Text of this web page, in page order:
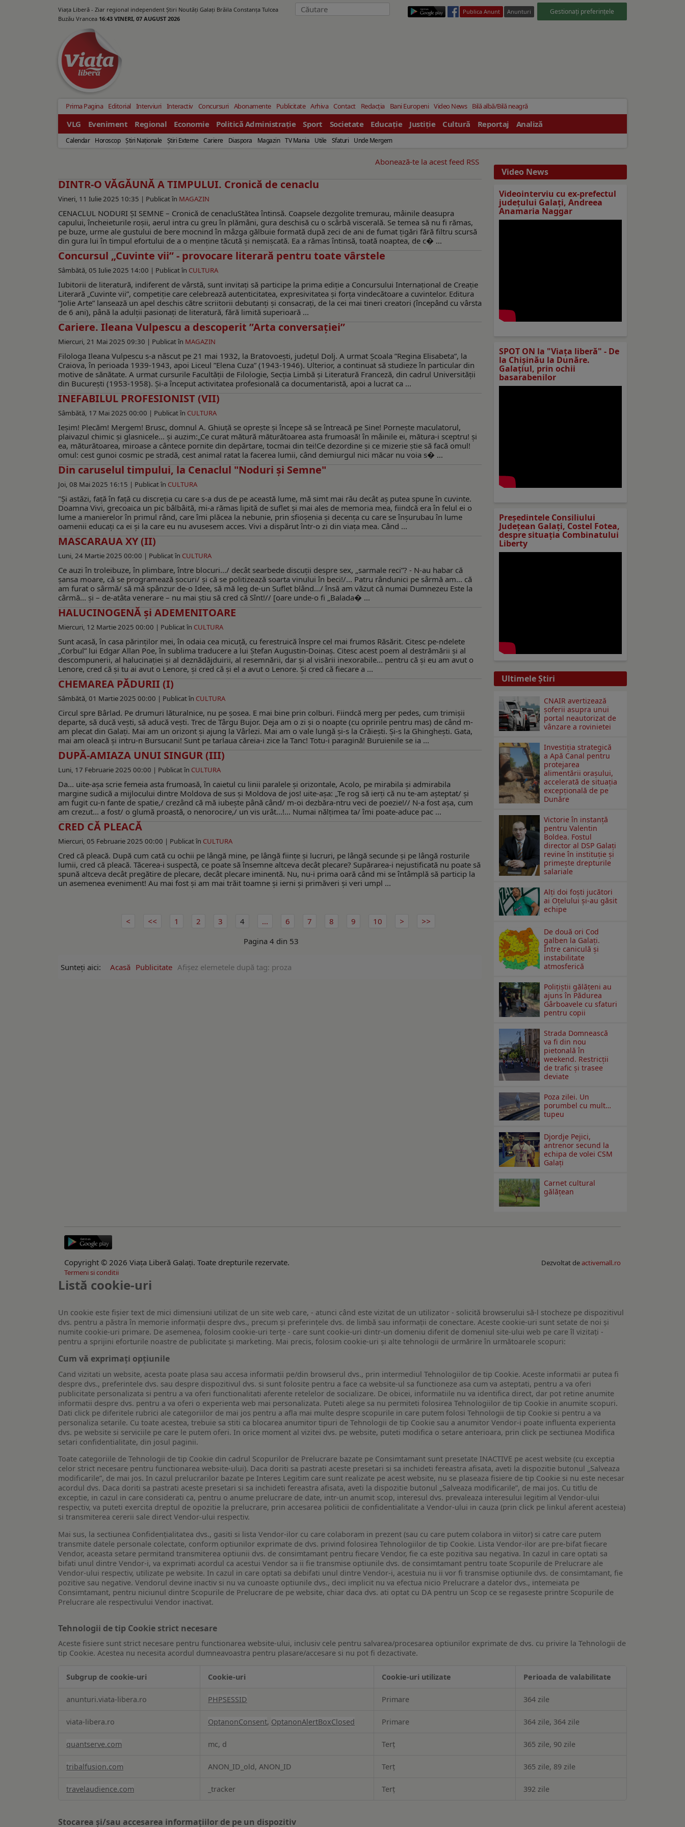
Viața Liberă - Ziar regional independent Știri Noutăți Galaţi Brăila Constanţa Tulcea
Buzău Vrancea 16:43 VINERI, 07 AUGUST 2026
Publica Anunt Anunturi Gestionați preferințele
Prima Pagina Editorial Interviuri Interactiv Concursuri Abonamente Publicitate Arhiva Contact Redacția Bani Europeni Video News Bilă albă/Bilă neagră
VLG Eveniment Regional Economie Politică Administrație Sport Societate Educație Justiție Cultură Reportaj Analiză
Calendar Horoscop Ştiri Naţionale Ştiri Externe Cariere Diaspora Magazin TV Mania Utile Sfaturi Unde Mergem
Abonează-te la acest feed RSS
DINTR-O VĂGĂUNĂ A TIMPULUI. Cronică de cenaclu
Vineri, 11 Iulie 2025 10:35 | Publicat în MAGAZIN
CENACLUL NODURI ŞI SEMNE – Cronică de cenacluStătea întinsă. Coapsele dezgolite tremurau, mâinile deasupra
capului, încheieturile roșii, aerul intra cu greu în plămâni, gura deschisă cu o scârbă viscerală. Se temea să nu fi rămas,
pe buze, urme ale gustului de bere mocnind în mâzga gălbuie formată după zeci de ani de fumat țigări fără filtru scursă
din gura lui în timpul efortului de a o menține tăcută și nemișcată. Ea a rămas întinsă, toată noaptea, de c� ...
Concursul „Cuvinte vii” - provocare literară pentru toate vârstele
Sâmbătă, 05 Iulie 2025 14:00 | Publicat în CULTURA
Iubitorii de literatură, indiferent de vârstă, sunt invitați să participe la prima ediție a Concursului Internațional de Creație
Literară „Cuvinte vii”, competiție care celebrează autenticitatea, expresivitatea și forța vindecătoare a cuvintelor. Editura
”Jolie Arte” lansează un apel deschis către scriitorii debutanți și consacrați, de la cei mai tineri creatori (începând cu vârsta
de 6 ani), până la adulții pasionați de literatură, fără limită superioară ...
Cariere. Ileana Vulpescu a descoperit ”Arta conversaţiei”
Miercuri, 21 Mai 2025 09:30 | Publicat în MAGAZIN
Filologa Ileana Vulpescu s-a născut pe 21 mai 1932, la Bratovoeşti, judeţul Dolj. A urmat Școala ”Regina Elisabeta”, la
Craiova, în perioada 1939-1943, apoi Liceul ”Elena Cuza” (1943-1946). Ulterior, a continuat să studieze în particular din
motive de sănătate. A urmat cursurile Facultăţii de Filologie, Secţia Limbă şi Literatură Franceză, din cadrul Universităţii
din Bucureşti (1953-1958). Şi-a început activitatea profesională ca documentaristă, apoi a lucrat ca ...
INEFABILUL PROFESIONIST (VII)
Sâmbătă, 17 Mai 2025 00:00 | Publicat în CULTURA
Ieșim! Plecăm! Mergem! Brusc, domnul A. Ghiuţă se oprește și începe să se întreacă pe Sine! Porneşte maculatorul,
plaivazul chimic şi glasnicele... şi auzim:„Ce curat mătură măturătoarea asta frumoasă! în mâinile ei, mătura-i sceptru! şi
ea, măturătoarea, miroase a cântece pornite din depărtare, tocmai din tei!Ce dezordine şi ce mizerie ştie să facă omul!
omul: cest gunoi cosmic pe stradă, cest animal ratat la facerea lumii, când demiurgul nici măcar nu voia s� ...
Din caruselul timpului, la Cenaclul "Noduri şi Semne"
Joi, 08 Mai 2025 16:15 | Publicat în CULTURA
"Și astăzi, față în față cu discreția cu care s-a dus de pe această lume, mă simt mai rău decât aș putea spune în cuvinte.
Doamna Vivi, grecoaica un pic bâlbâită, mi-a rămas lipită de suflet și mai ales de memoria mea, fiindcă era în felul ei o
lume a manierelor în primul rând, care îmi plăcea la nebunie, prin sfioșenia și decența cu care se înșurubau în lume
oamenii educați ca ei și la care eu nu avusesem acces. Vivi a dispărut într-o zi din viața mea. Când ...
MASCARAUA XY (II)
Luni, 24 Martie 2025 00:00 | Publicat în CULTURA
Ce auzi în troleibuze, în plimbare, între blocuri.../ decât searbede discuţii despre sex, „sarmale reci”? - N-au habar că
şansa moare, că se programează şocuri/ şi că se politizează soarta vinului în beci!/... Patru rândunici pe sârmă am... că
am furat o sârmă/ să mă spânzur de-o Idee, să mă leg de-un Suflet blând.../ însă am văzut că numai Dumnezeu Este la
cârmă... şi – de-atâta venerare – nu mai ştiu să cred că Sînt!// [oare unde-o fi „Balada� ...
HALUCINOGENĂ și ADEMENITOARE
Miercuri, 12 Martie 2025 00:00 | Publicat în CULTURA
Sunt acasă, în casa părinţilor mei, în odaia cea micuţă, cu ferestruică înspre cel mai frumos Răsărit. Citesc pe-ndelete
„Corbul” lui Edgar Allan Poe, în sublima traducere a lui Ştefan Augustin-Doinaş. Citesc acest poem al destrămării şi al
descompunerii, al halucinaţiei şi al deznădăjduirii, al resemnării, dar şi al visării inexorabile... pentru că şi eu am avut o
Lenore, cred că şi tu ai avut o Lenore, şi cred că şi el a avut o Lenore. Şi cred că fiecare a ...
CHEMAREA PĂDURII (I)
Sâmbătă, 01 Martie 2025 00:00 | Publicat în CULTURA
Circul spre Bârlad. Pe drumuri lăturalnice, nu pe şosea. E mai bine prin colburi. Fiindcă merg per pedes, cum trimişii
departe, să ducă veşti, să aducă veşti. Trec de Târgu Bujor. Deja am o zi şi o noapte (cu opririle pentru mas) de când m-
am plecat din Galaţi. Mai am un orizont şi ajung la Vârlezi. Mai am o vale lungă şi-s la Crăieşti. Şi-s la Ghingheşti. Gata,
mai am oleacă şi intru-n Bursucani! Sunt pe tarlaua căreia-i zice la Tanc! Totu-i paragină! Buruienile se ia ...
DUPĂ-AMIAZA UNUI SINGUR (III)
Luni, 17 Februarie 2025 00:00 | Publicat în CULTURA
Da... uite-aşa scrie femeia asta frumoasă, în caietul cu linii paralele şi orizontale, Acolo, pe mirabila şi admirabila
margine sudică a mijlocului dintre Moldova de sus şi Moldova de jos! uite-aşa: „Te rog să ierţi că nu te-am aşteptat/ şi
am fugit cu-n fante de spatie,/ crezând că mă iubeşte până când/ m-oi dezbăra-ntru veci de poezie!// N-a fost aşa, cum
am crezut... a fost/ o glumă proastă, o nenorocire,/ un vis urât...!... Numai nălţimea ta/ îmi poate-aduce pac ...
CRED CĂ PLEACĂ
Miercuri, 05 Februarie 2025 00:00 | Publicat în CULTURA
Cred că pleacă. După cum cată cu ochii pe lângă mine, pe lângă fiinţe şi lucruri, pe lângă secunde şi pe lângă rosturile
lumii, cred că pleacă. Tăcerea-i suspectă, ce poate să însemne altceva decât plecare? Supărarea-i nejustificată nu poate să
spună altceva decât pregătire de plecare, decât plecare iminentă. Nu, nu-i prima oară când mi se întâmplă să particip la
un asemenea eveniment! Au mai fost şi am mai trăit toamne şi ierni şi primăveri şi veri umpl ...
1 2 3 4 ... 6 7 8 9
10
Pagina 4 din 53
Sunteți aici: Acasă Publicitate Afişez elemetele după tag: proza
Video News
Videointerviu cu ex-prefectul
judeţului Galaţi, Andreea
Anamaria Naggar
SPOT ON la "Viaţa liberă" - De
la Chișinău la Dunăre.
Galațiul, prin ochii
basarabenilor
Preşedintele Consiliului
Judeţean Galaţi, Costel Fotea,
despre situaţia Combinatului
Liberty
Ultimele Ştiri
CNAIR avertizează
șoferii asupra unui
portal neautorizat de
vânzare a rovinietei
Investiția strategică
a Apă Canal pentru
protejarea
alimentării orașului,
accelerată de situația
excepțională de pe
Dunăre
Victorie în instanță
pentru Valentin
Boldea. Fostul
director al DSP Galați
revine în instituție și
primește drepturile
salariale
Alți doi foști jucători
ai Oțelului și-au găsit
echipe
De două ori Cod
galben la Galaţi.
Între caniculă şi
instabilitate
atmosferică
Polițiștii gălățeni au
ajuns în Pădurea
Gârboavele cu sfaturi
pentru copii
Strada Domnească
va fi din nou
pietonală în
weekend. Restricţii
de trafic şi trasee
deviate
Poza zilei. Un
porumbel cu mult…
tupeu
Djordje Pejici,
antrenor secund la
echipa de volei CSM
Galați
Carnet cultural
gălăţean
Copyright © 2026 Viaţa Liberă Galaţi. Toate drepturile rezervate. Dezvoltat deactivemall.ro
Termeni si conditii
Listă cookie-uri
Un cookie este fişier text de mici dimensiuni utilizat de un site web care, - atunci când este vizitat de un utilizator - solicită browserului să-l stocheze pe dispozitivul
dvs. pentru a păstra în memorie informații despre dvs., precum și preferințele dvs. de limbă sau informații de conectare. Aceste cookie-uri sunt setate de noi și
numite cookie-uri primare. De asemenea, folosim cookie-uri terțe - care sunt cookie-uri dintr-un domeniu diferit de domeniul site-ului web pe care îl vizitați -
pentru a sprijini eforturile noastre de publicitate și marketing. Mai precis, folosim cookie-uri și alte tehnologii de urmărire în următoarele scopuri:
Cum vă exprimați opțiunile
Cand vizitati un website, acesta poate plasa sau accesa informatii pe/din browserul dvs., prin intermediul Tehnologiilor de tip Cookie. Aceste informatii ar putea fi
despre dvs., preferintele dvs. sau despre dispozitivul dvs. si sunt folosite pentru a face ca website-ul sa functioneze asa cum va asteptati, pentru a va oferi
publicitate personalizata si pentru a va oferi functionalitati aferente retelelor de socializare. De obicei, informatiile nu va identifica direct, dar pot retine anumite
informatii despre dvs. pentru a va oferi o experienta web mai personalizata. Puteti alege sa nu permiteti folosirea Tehnologiilor de tip Cookie in anumite scopuri.
Dati click pe diferitele rubrici ale categoriilor de mai jos pentru a afla mai multe despre scopurile in care putem folosi Tehnologii de tip Cookie si pentru a va
personaliza setarile. Cu toate acestea, trebuie sa stiti ca blocarea anumitor tipuri de Tehnologii de tip Cookie sau a anumitor Vendor-i poate influenta experienta
dvs. pe website si serviciile pe care le putem oferi. In orice moment al vizitei dvs. pe website, puteti modifica o setare anterioara, prin click pe sectiunea Modifica
setari confidentialitate, din josul paginii.
Toate categoriile de Tehnologii de tip Cookie din cadrul Scopurilor de Prelucrare bazate pe Consimtamant sunt presetate INACTIVE pe acest website (cu exceptia
celor strict necesare pentru functionarea website-ului). Daca doriti sa pastrati aceste presetari si sa inchideti fereastra afisata, aveti la dispozitie butonul „Salveaza
modificarile”, de mai jos. In cazul prelucrarilor bazate pe Interes Legitim care sunt realizate pe acest website, nu se plaseaza fisiere de tip Cookie si nu este necesar
acordul dvs. Daca doriti sa pastrati aceste presetari si sa inchideti fereastra afisata, aveti la dispozitie butonul „Salveaza modificarile”, de mai jos. Cu titlu de
exceptie, in cazul in care considerati ca, pentru o anume prelucrare de date, intr-un anumit scop, interesul dvs. prevaleaza interesului legitim al Vendor-ului
respectiv, va puteti exercita dreptul de opozitie la prelucrare, prin accesarea politicii de confidentialitate a Vendor-ului in cauza (prin click pe linkul aferent acesteia)
si transmiterea cererii sale direct Vendor-ului respectiv.
Mai sus, la sectiunea Confidențialitatea dvs., gasiti si lista Vendor-ilor cu care colaboram in prezent (sau cu care putem colabora in viitor) si catre care putem
transmite datele personale colectate, conform optiunilor exprimate de dvs. privind folosirea Tehnologiilor de tip Cookie. Lista Vendor-ilor are pre-bifat fiecare
Vendor, aceasta setare permitand transmiterea optiunii dvs. de consimtamant pentru fiecare Vendor, fie ca este pozitiva sau negativa. In cazul in care optati sa
bifati unul dintre Vendor-i, va exprimati acordul ca acestui Vendor sa ii fie transmise optiunile dvs. de consimtamant pentru toate Scopurile de Prelucrare ale
Vendor-ului respectiv, utilizate pe website. In cazul in care optati sa debifati unul dintre Vendor-i, acestuia nu ii vor fi transmise optiunile dvs. de consimtamant, fie
pozitive sau negative. Vendorul devine inactiv si nu va cunoaste optiunile dvs., deci implicit nu va efectua nicio Prelucrare a datelor dvs., intemeiata pe
Consimtamant, pentru niciunul dintre Scopurile de Prelucrare de pe website, chiar daca dvs. ati optat cu DA pentru un Scop ce se regaseste printre Scopurile de
Prelucrare ale respectivului Vendor inactivat.
Tehnologii de tip Cookie strict necesare
Aceste fisiere sunt strict necesare pentru functionarea website-ului, inclusiv cele pentru salvarea/procesarea optiunilor exprimate de dvs. cu privire la Tehnologii de
tip Cookie. Acestea nu necesita acordul dumneavoastra pentru plasare/accesare si nu pot fi dezactivate.
de
Cookie
necesare
Subgrup de cookie-uri Cookie-uri Cookie-uri utilizate Perioada de valabilitate
anunturi.viata-libera.ro PHPSESSID Primare 364 zile
viata-libera.ro OptanonConsent, OptanonAlertBoxClosed Primare 364 zile, 364 zile
quantserve.com mc, d Terț 365 zile, 90 zile
tribalfusion.com ANON_ID_old, ANON_ID Terț 365 zile, 89 zile
travelaudience.com _tracker Terț 392 zile
Stocarea și/sau accesarea informațiilor de pe un dispozitiv